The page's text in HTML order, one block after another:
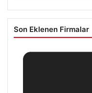
Son Eklenen Firmalar